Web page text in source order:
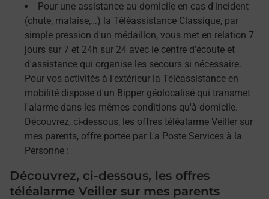
Pour une assistance au domicile en cas d'incident
(chute, malaise,…) la Téléassistance Classique, par
simple pression d'un médaillon, vous met en relation 7
jours sur 7 et 24h sur 24 avec le centre d'écoute et
d'assistance qui organise les secours si nécessaire.
Pour vos activités à l'extérieur la Téléassistance en
mobilité dispose d'un Bipper géolocalisé qui transmet
l'alarme dans les mêmes conditions qu'à domicile.
Découvrez, ci-dessous, les offres téléalarme Veiller sur
mes parents, offre portée par La Poste Services à la
Personne :
Découvrez, ci-dessous, les offres
téléalarme Veiller sur mes parents